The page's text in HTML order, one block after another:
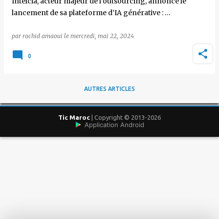
lancement de sa plateforme d’IA générative : …
par rachid amaoui le mercredi, mai 22, 2024
0
AUTRES ARTICLES
Tic Maroc | Copyright © 2013-2026
Application Android